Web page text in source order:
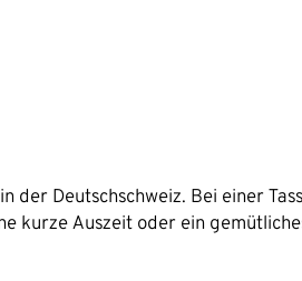
der Deutschschweiz. Bei einer
kurze Auszeit oder ein